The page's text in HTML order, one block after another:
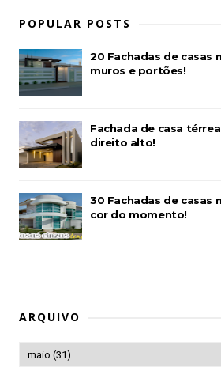
POPULAR POSTS
20 Fachadas de casas
muros e portões!
Fachada de casa
direito alto!
30 Fachadas de casas
cor do momento!
ARQUIVO